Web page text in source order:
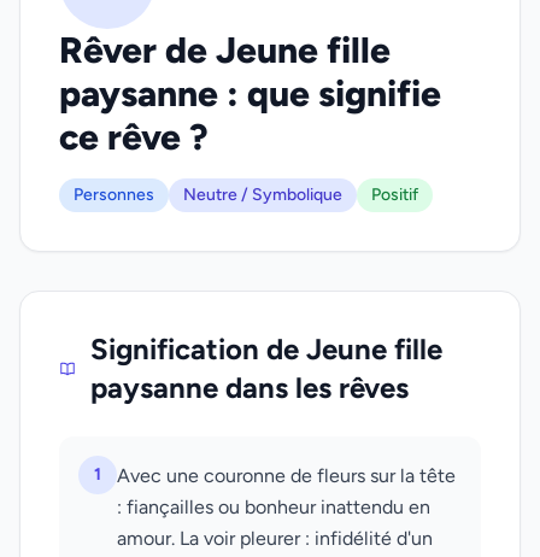
Rêver de Jeune fille
paysanne : que signifie
ce rêve ?
Personnes Neutre / Symbolique Positif
Signification de Jeune fille
paysanne dans les rêves
1
Avec une couronne de fleurs sur la tête
: fiançailles ou bonheur inattendu en
amour. La voir pleurer : infidélité d'un